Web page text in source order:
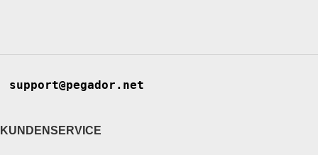
support@pegador.net
KUNDENSERVICE